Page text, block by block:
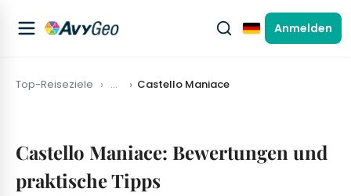
DeutschAnmelden
Top-Reiseziele … Castello Maniace
Castello Maniace: Bewertungen und
praktische Tipps